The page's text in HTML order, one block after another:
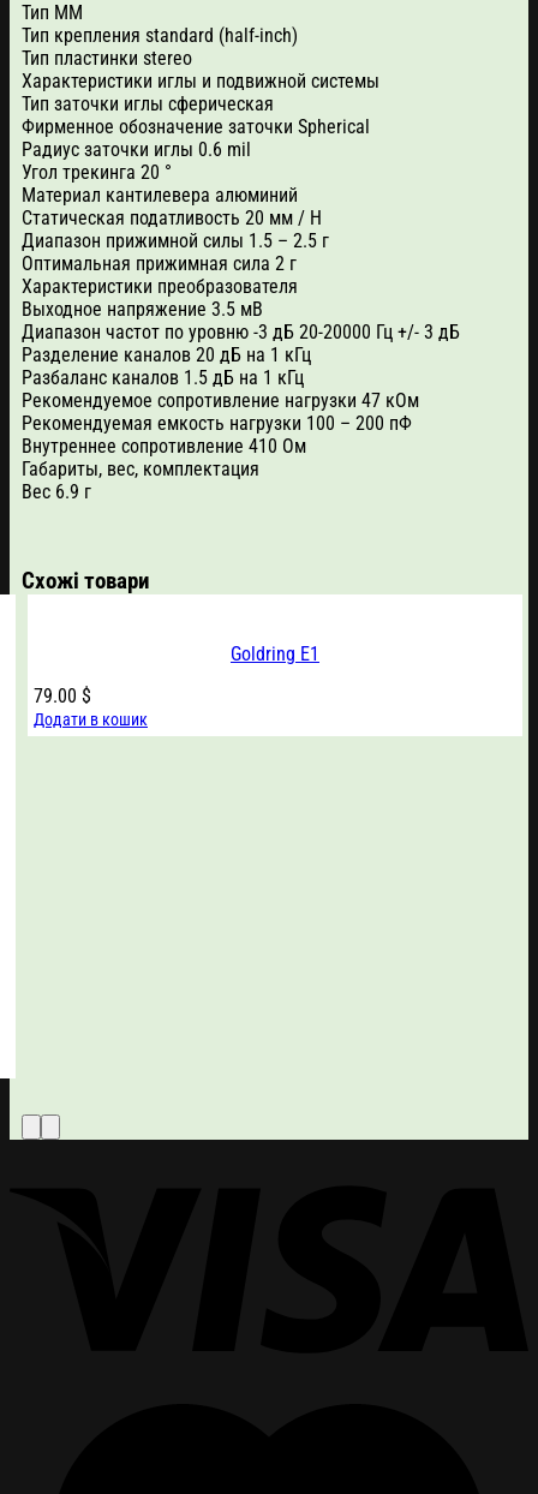
Тип MM
Тип крепления standard (half-inch)
Тип пластинки stereo
Характеристики иглы и подвижной системы
Тип заточки иглы сферическая
Фирменное обозначение заточки Spherical
Радиус заточки иглы 0.6 mil
Угол трекинга 20 °
Материал кантилевера алюминий
Статическая податливость 20 мм / Н
Диапазон прижимной силы 1.5 – 2.5 г
Оптимальная прижимная сила 2 г
Характеристики преобразователя
Выходное напряжение 3.5 мВ
Диапазон частот по уровню -3 дБ 20-20000 Гц +/- 3 дБ
Разделение каналов 20 дБ на 1 кГц
Разбаланс каналов 1.5 дБ на 1 кГц
Рекомендуемое сопротивление нагрузки 47 кОм
Рекомендуемая емкость нагрузки 100 – 200 пФ
Внутреннее сопротивление 410 Ом
Габариты, вес, комплектация
Вес 6.9 г
Схожі товари
Goldring E1
79.00 $
Додати в кошик